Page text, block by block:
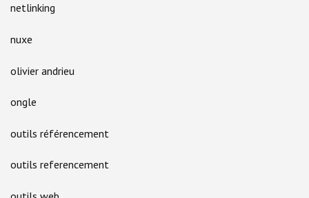
netlinking
nuxe
olivier andrieu
ongle
outils référencement
outils referencement